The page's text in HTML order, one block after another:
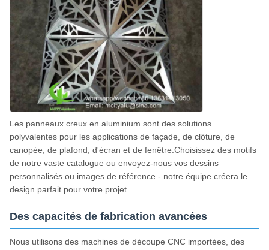
Les panneaux creux en aluminium sont des solutions
polyvalentes pour les applications de façade, de clôture, de
canopée, de plafond, d'écran et de fenêtre.Choisissez des motifs
de notre vaste catalogue ou envoyez-nous vos dessins
personnalisés ou images de référence - notre équipe créera le
design parfait pour votre projet.
Des capacités de fabrication avancées
Nous utilisons des machines de découpe CNC importées, des